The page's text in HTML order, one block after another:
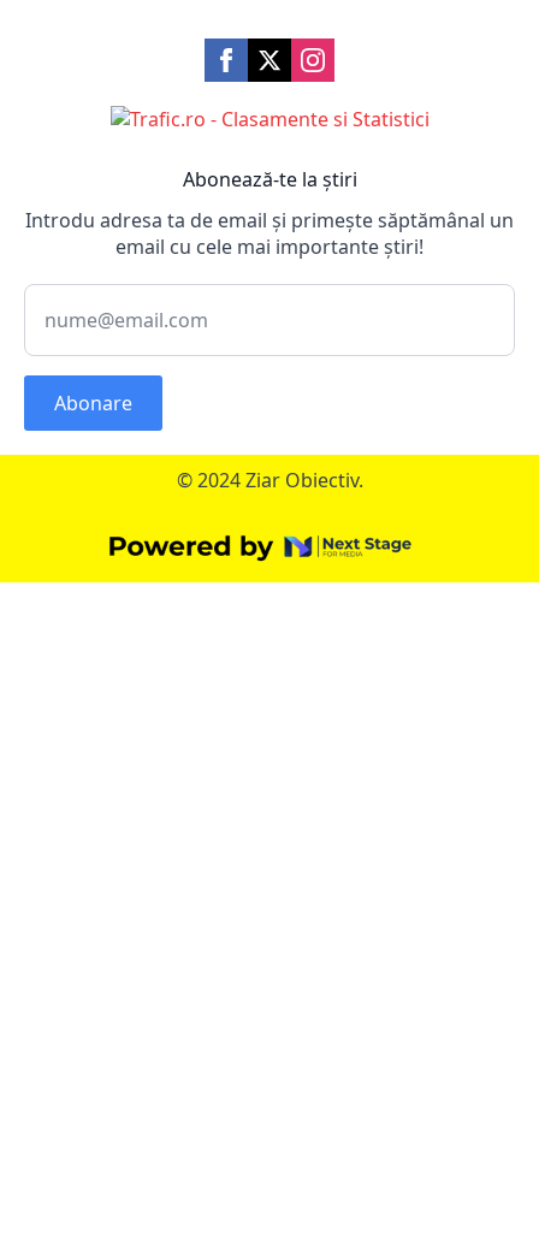
Abonează-te la știri
Introdu adresa ta de email și primește săptămânal un
email cu cele mai importante știri!
Abonare
© 2024 Ziar Obiectiv.